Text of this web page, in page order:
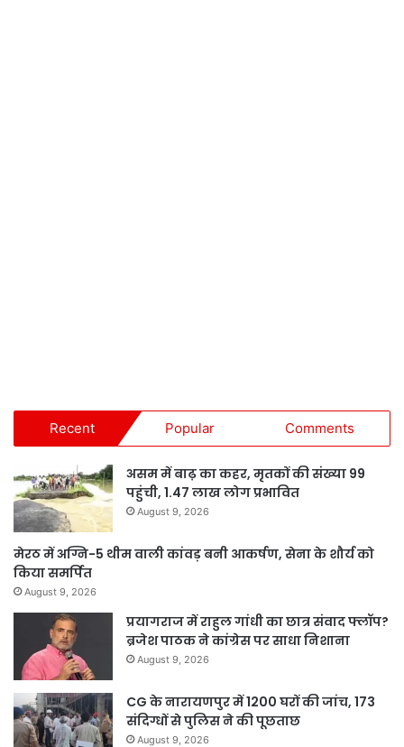
Recent Popular Comments
असम में बाढ़ का कहर, मृतकों की संख्या 99
पहुंची, 1.47 लाख लोग प्रभावित
August 9, 2026
मेरठ में अग्नि-5 थीम वाली कांवड़ बनी आकर्षण, सेना के शौर्य को
किया समर्पित
August 9, 2026
प्रयागराज में राहुल गांधी का छात्र संवाद फ्लॉप?
ब्रजेश पाठक ने कांग्रेस पर साधा निशाना
August 9, 2026
CG के नारायणपुर में 1200 घरों की जांच, 173
संदिग्धों से पुलिस ने की पूछताछ
August 9, 2026